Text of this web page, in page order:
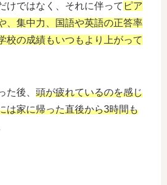
けではなく、それに伴って ピア
、集中力、国語や英語の正答率
校の成績もいつもより上がって
た後、 頭が疲れているのを感じ
は家に帰った直後から3時間も